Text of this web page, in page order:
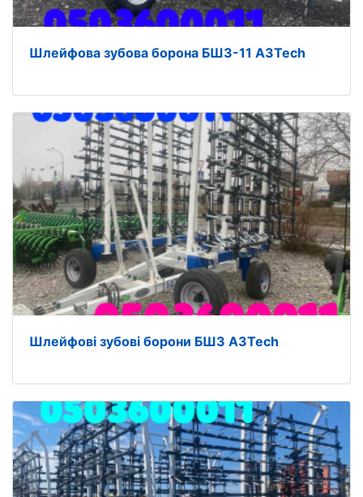
Шлейфова зубова борона БШЗ-11 A3Tech
Шлейфові зубові борони БШЗ A3Tech